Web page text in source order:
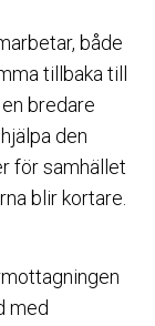
både
tillbaka till
bredare
den
för samhället
blir kortare.
med